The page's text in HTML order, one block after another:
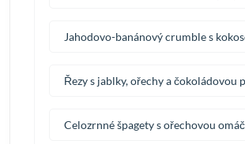
Jahodovo-banánový crumble s
Řezy s jablky, ořechy a čokoládovou
Celozrnné špagety s ořechovou